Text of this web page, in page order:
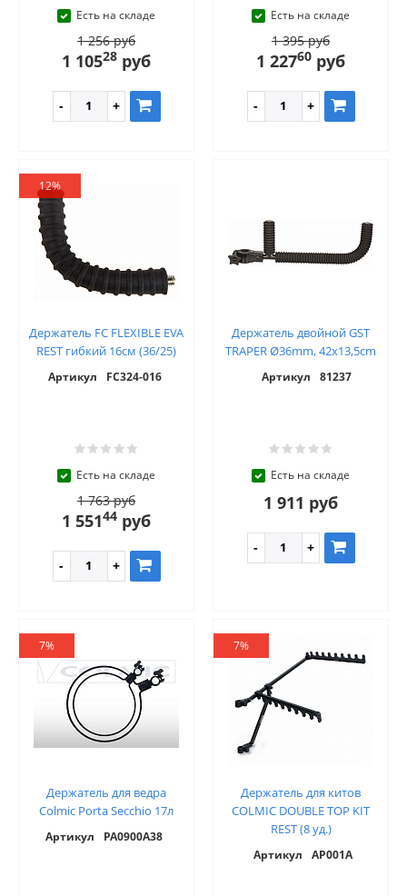
Есть на складе
1 256 руб
1 10528 руб
Есть на складе
1 395 руб
1 22760 руб
12%
Держатель FC FLEXIBLE EVA
REST гибкий 16см (36/25)
Артикул FC324-016
Есть на складе
1 763 руб
1 55144 руб
Держатель двойной GST
TRAPER Ø36mm, 42x13,5cm
Артикул 81237
Есть на складе
1 911 руб
7%
Держатель для ведра
Colmic Porta Secchio 17л
Артикул PA0900A38
7%
Держатель для китов
COLMIC DOUBLE TOP KIT
REST (8 уд.)
Артикул AP001A